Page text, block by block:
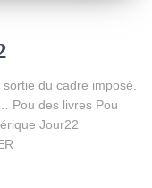
du cadre imposé.
Pou des livres Pou
Jour22